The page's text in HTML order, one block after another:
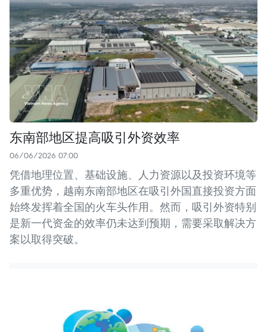
东南部地区提高吸引外资效率
06/06/2026 07:00
凭借地理位置、基础设施、人力资源以及投资环境等
多重优势，越南东南部地区在吸引外国直接投资方面
始终发挥着全国的火车头作用。然而，吸引外资特别
是新一代资金的效率仍未达到预期，需要采取解决方
案以取得突破。